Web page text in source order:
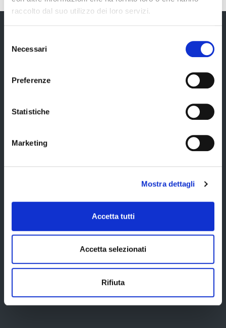
raccolto dal suo utilizzo dei loro servizi.
delNecessari
Preferenze
Statistiche
Marketing
Mostra dettagli
Accetta tutti
Accetta selezionati
Rifiuta
Trasparenza – anticorruzione
CUG – Comitato Unico di Garanzia per le Pari Opportunità
Certificazione di qualità